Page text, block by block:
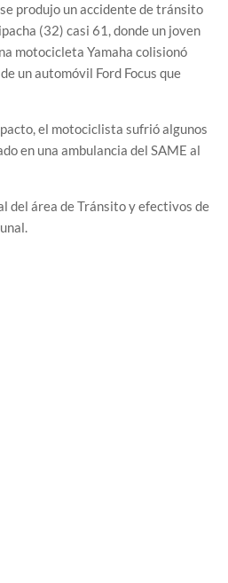
produjo un accidente de tránsito
(32) casi 61, donde un joven
motocicleta Yamaha colisionó
un automóvil Ford Focus que
el motociclista sufrió algunos
en una ambulancia del SAME al
del área de Tránsito y efectivos de